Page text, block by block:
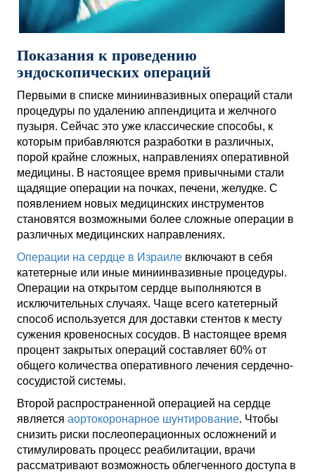
Показания к проведению
эндоскопических операций
Первыми в списке миниинвазивных операций стали
процедуры по удалению аппендицита и желчного
пузыря. Сейчас это уже классические способы, к
которым прибавляются разработки в различных,
порой крайне сложных, направлениях оперативной
медицины. В настоящее время привычными стали
щадящие операции на почках, печени, желудке. С
появлением новых медицинских инструментов
становятся возможными более сложные операции в
различных медицинских направлениях.
Операции на сердце в Израиле включают в себя
катетерные или иные миниинвазивные процедуры.
Операции на открытом сердце выполняются в
исключительных случаях. Чаще всего катетерный
способ используется для доставки стентов к месту
сужения кровеносных сосудов. В настоящее время
процент закрытых операций составляет 60% от
общего количества оперативного лечения сердечно-
сосудистой системы.
Второй распространенной операцией на сердце
является аортокоронарное шунтирование. Чтобы
снизить риски послеоперационных осложнений и
стимулировать процесс реабилитации, врачи
рассматривают возможность облегченного доступа в